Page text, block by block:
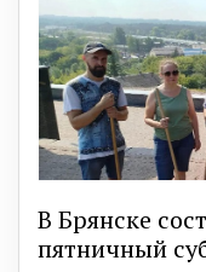
В Брянске
пятничный